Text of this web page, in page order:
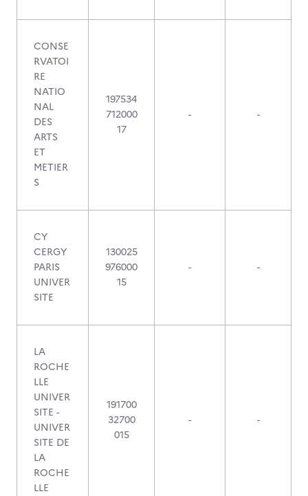
CONSE
RVATOI
RE
NATIO
NAL
DES
ARTS
ET
METIER
S
197534
712000
17
- -
CY
CERGY
PARIS
UNIVER
SITE
130025
976000
15
- -
LA
ROCHE
LLE
UNIVER
SITE -
UNIVER
SITE DE
LA
ROCHE
LLE
191700
32700
015
- -